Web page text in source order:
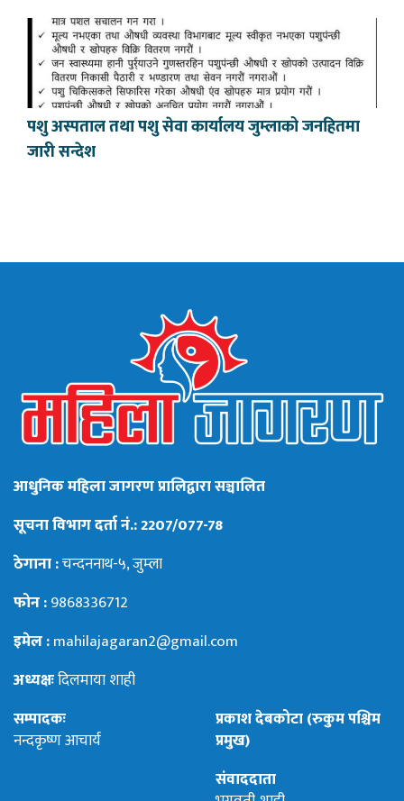
पशु अस्पताल तथा पशु सेवा कार्यालय जुम्लाको जनहितमा
जारी सन्देश
आधुनिक महिला जागरण प्रालिद्वारा सञ्चालित
सूचना विभाग दर्ता नं.: 2207/077-78
ठेगाना :चन्दननाथ-५, जुम्ला
फोन :9868336712
इमेल :mahilajagaran2@gmail.com
अध्यक्षःदिलमाया शाही
सम्पादकः
नन्दकृष्ण आचार्य
प्रकाश देबकोटा (रुकुम पश्चिम
प्रमुख)
संवाददाता